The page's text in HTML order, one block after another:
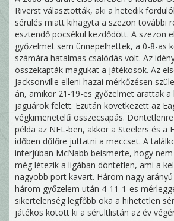
Riverst választották, aki a hetedik
sérülés miatt kihagyta a szezon további
esztendő pocsékul kezdődött. A szezon
győzelmet sem ünnepelhettek, a 0-8-as
számára hatalmas csalódás volt. Az
összekapták magukat a játékosok. Az
Jacksonville elleni hazai mérkőzésen
án, amikor 21-19-es győzelmet arattak a
jaguárok felett. Ezután következett az
végkimenetelű összecsapás.
példa az NFL-ben, akkor a Steelers és a
időben dűlőre juttatni a meccset. A
interjúban McNabb beismerte, hogy
még létezik a ligában döntetlen, ami a
nagyobb port kavart. Három nagy
három győzelem után 4-11-1-es
sikertelenség legfőbb oka a hihetetlen
játékos kötött ki a sérültlistán az év